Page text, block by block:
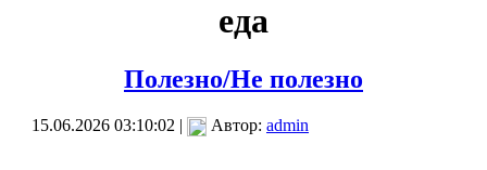
еда
Полезно/Не полезно
15.06.2026 03:10:02 | Автор: admin